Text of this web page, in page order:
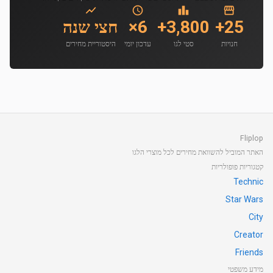
25+
חנויות
3,800+
סטי לגו
6×
עדכון יומי
חצי שנה
היסטוריית מחירים
Fliplop
האתר המוביל להשוואת מחירים לכל מוצרי הלגו
קטגוריות פופולריות
Technic
Star Wars
City
Creator
Friends
מידע משפטי